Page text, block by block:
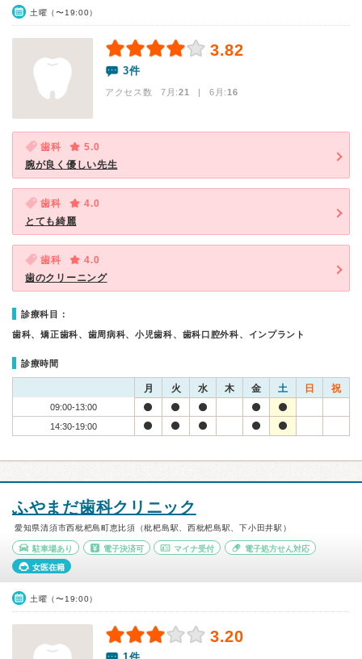
土曜（〜19:00）
3.82
3件
アクセス数 7月:21 | 6月:16
歯科
5.0
腕が良く優しい先生
歯科
4.0
とても綺麗
歯科
4.0
歯のクリーニング
診療科目：
歯科、矯正歯科、歯周病科、小児歯科、歯科口腔外科、インプラント
診療時間
月 火 水 木 金 土 日 祝
09:00-13:00
14:30-19:00
ふやまだ歯科クリニック
愛知県清須市西枇杷島町恵比須（枇杷島駅、西枇杷島駅、下小田井駅）
駐車場あり 電子決済可 マイナ受付 電子処方せん対応
女医在籍
土曜（〜19:00）
3.20